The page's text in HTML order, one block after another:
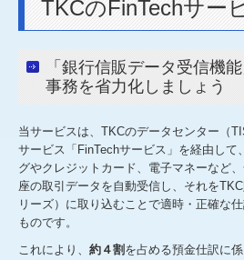
交通案内
三由会計BLOG
業務案内
確定申告でお困りの方
採用情報
TKCのFinTechサー
「銀行信販データ受信機
事務を省力化しましょう
当サービスは、TKCのデータセンター（
サービス「FinTechサービス」を経由して
グやクレジットカード、電子マネーなど
座の取引データを自動受信し、それを
リーズ）に取り込むことで適時・正確な
ものです。
これにより、 約４割 を占める預金仕訳に